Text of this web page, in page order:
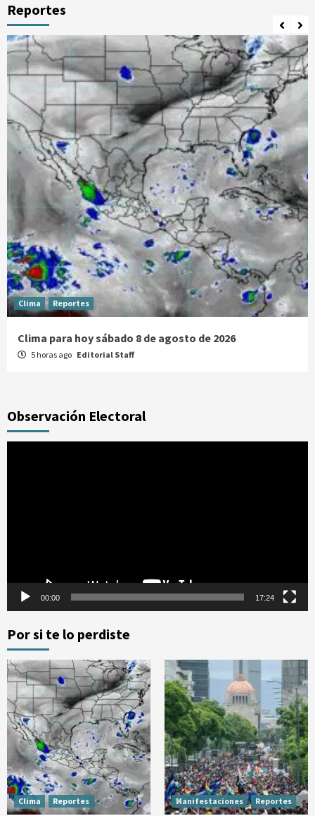
Reportes
Clima Reportes
Clima para hoy sábado 8 de agosto de 2026
5 horas ago Editorial Staff
Observación Electoral
00:00 17:24
Por si te lo perdiste
Clima Reportes Manifestaciones Reportes